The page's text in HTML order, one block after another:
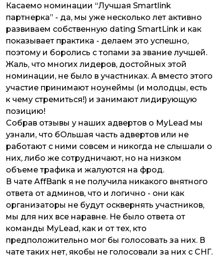
Касаемо номинации “Лучшая Smartlink
партнерка” - да, мы уже несколько лет активно
развиваем собственную dating SmartLink и как
показывает практика - делаем это успешно,
поэтому и боролись с топами за звание лучшей.
Жаль, что многих лидеров, достойных этой
номинации, не было в участниках. А вместо этого
участие принимают ноунеймы (и молодцы, есть
к чему стремиться!) и занимают лидирующую
позицию!
Собрав отзывы у наших адвертов о MyLead мы
узнали, что бОльшая часть адвертов или не
работают с ними совсем и никогда не слышали о
них, либо же сотрудничают, но на низком
объеме трафика и жалуются на фрод.
В чате AffBank я не получила никакого внятного
ответа от админов, что и логично - они как
организаторы не будут осквернять участников,
мы для них все наравне. Не было ответа от
команды MyLead, как и от тех, кто
предположительно мог бы голосовать за них. В
чате таких нет, якобы не голосовали за них с СНГ.